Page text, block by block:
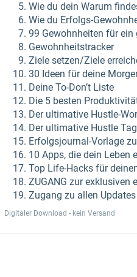
Wie du dein Warum
Wie du Erfolgs-
99 Gewohnheiten für
Gewohnheitstracker
Ziele setzen/Ziele
30 Ideen für deine
Deine To-Don’t Liste
Die 5 besten
Der ultimative Hustle-
Der ultimative Hustle
Erfolgsjournal-Vorlage
10 Apps, die dein Leben
Top Life-Hacks für
ZUGANG zur exklusiven
Zugang zu allen
Digitaler Download - kein Versand